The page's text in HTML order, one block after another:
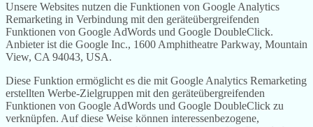
Unsere Websites nutzen die Funktionen von Google Analytics
Remarketing in Verbindung mit den geräteübergreifenden
Funktionen von Google AdWords und Google DoubleClick.
Anbieter ist die Google Inc., 1600 Amphitheatre Parkway, Mountain
View, CA 94043, USA.
Diese Funktion ermöglicht es die mit Google Analytics Remarketing
erstellten Werbe-Zielgruppen mit den geräteübergreifenden
Funktionen von Google AdWords und Google DoubleClick zu
verknüpfen. Auf diese Weise können interessenbezogene,